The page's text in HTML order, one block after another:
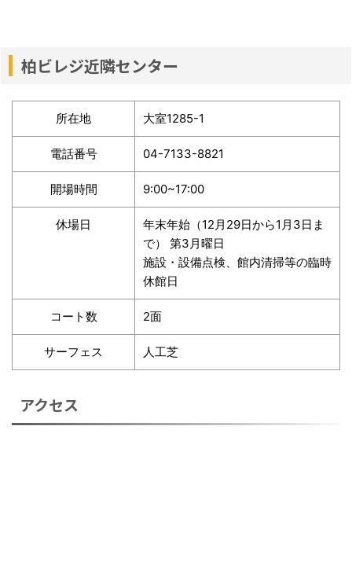
柏ビレジ近隣センター
所在地 大室1285-1
電話番号 04-7133-8821
開場時間 9:00~17:00
休場日
年末年始（12月29日から1月3日ま
で） 第3月曜日
施設・設備点検、館内清掃等の臨時
休館日
コート数 2面
サーフェス 人工芝
アクセス